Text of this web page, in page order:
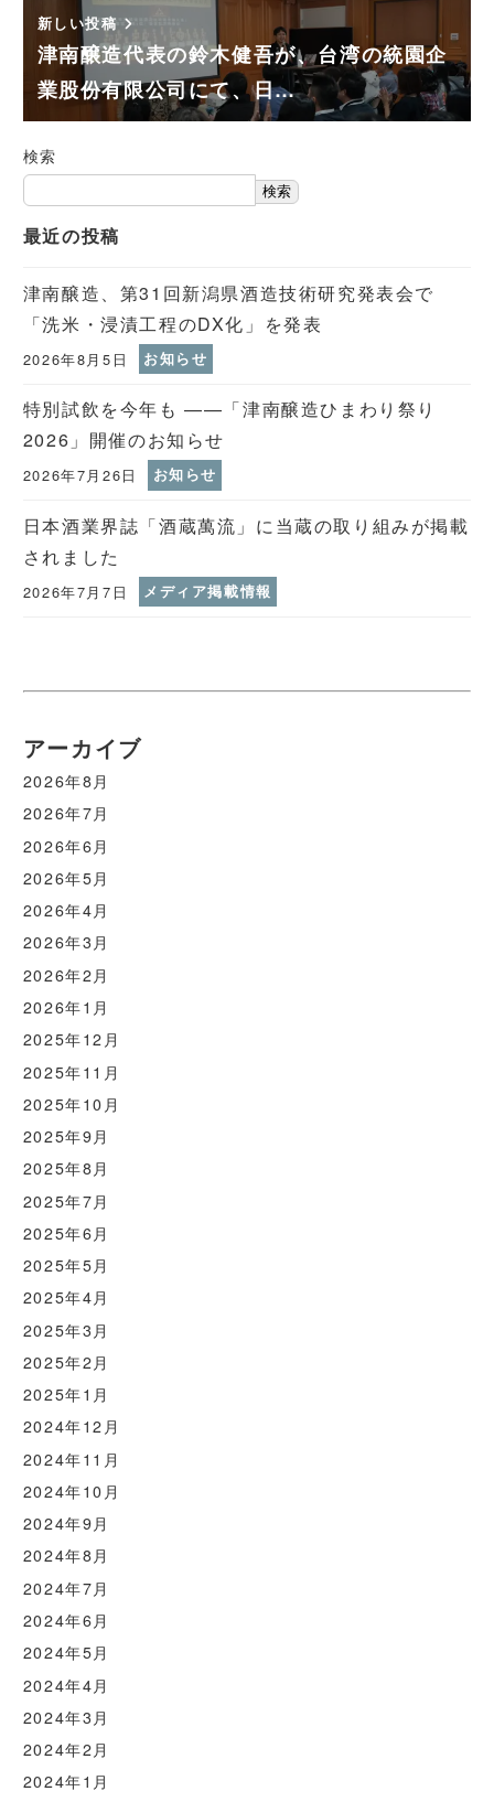
新しい投稿
津南醸造代表の鈴木健吾が、台湾の統園企
業股份有限公司にて、日…
検索
検索
最近の投稿
津南醸造、第31回新潟県酒造技術研究発表会で
「洗米・浸漬工程のDX化」を発表
2026年8月5日 お知らせ
特別試飲を今年も ——「津南醸造ひまわり祭り
2026」開催のお知らせ
2026年7月26日 お知らせ
日本酒業界誌「酒蔵萬流」に当蔵の取り組みが掲載
されました
2026年7月7日 メディア掲載情報
アーカイブ
2026年8月
2026年7月
2026年6月
2026年5月
2026年4月
2026年3月
2026年2月
2026年1月
2025年12月
2025年11月
2025年10月
2025年9月
2025年8月
2025年7月
2025年6月
2025年5月
2025年4月
2025年3月
2025年2月
2025年1月
2024年12月
2024年11月
2024年10月
2024年9月
2024年8月
2024年7月
2024年6月
2024年5月
2024年4月
2024年3月
2024年2月
2024年1月